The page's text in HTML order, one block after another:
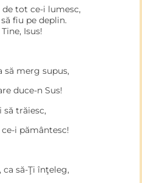
tot ce-i lumesc,
fiu pe deplin.
Isus!
să merg supus,
duce-n Sus!
să trăiesc,
i pământesc!
să-Ţi înţeleg,